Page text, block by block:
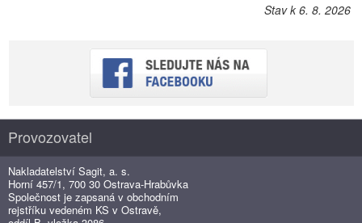
Stav k 6. 8. 2026
Provozovatel
Nakladatelství Sagit, a. s.
Horní 457/1, 700 30 Ostrava-Hrabůvka
Společnost je zapsaná v obchodním
rejstříku vedeném KS v Ostravě,